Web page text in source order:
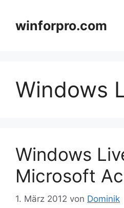
springenwinforpro.com
Windows
Windows
Microsoft
1. März 2012 von Dominik